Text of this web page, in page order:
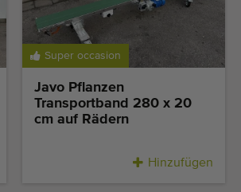
Super occasion
Javo Pflanzen
Transportband 280 x 20
cm auf Rädern
Hinzufügen